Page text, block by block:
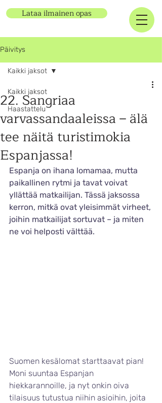
Lataa ilmainen opas
Päivitys
Kaikki jaksot
Haastattelu
Kaikki jaksot
22. Sangriaa
varvassandaaleissa – älä
tee näitä turistimokia
Espanjassa!
Espanja on ihana lomamaa, mutta
paikallinen rytmi ja tavat voivat
yllättää matkailijan. Tässä jaksossa
kerron, mitkä ovat yleisimmät virheet,
joihin matkailijat sortuvat – ja miten
ne voi helposti välttää.
Suomen kesälomat starttaavat pian!
Moni suuntaa Espanjan
hiekkarannoille, ja nyt onkin oiva
tilaisuus tutustua niihin asioihin, joita